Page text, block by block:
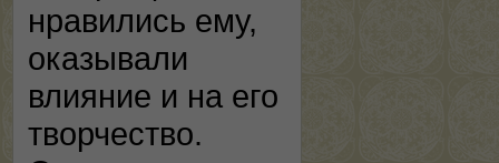
нравились ему,
оказывали
влияние и на его
творчество.